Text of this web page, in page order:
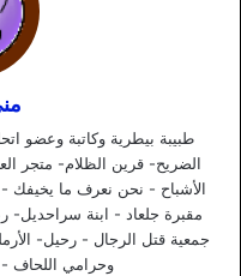
طبيبة بيطرية وكاتبة وعضو
الضريح- قرين الظلام- متجر
الأشباح - نحن نعرف ما يخيفك
مقبرة جلعاد - ابنة سراحديل-
جمعية قتل الرجال - رحيل-
وحرامي اللحاف -